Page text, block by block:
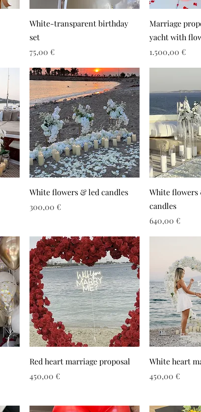
White-transparent birthday
set
Τιμή
75,00 €
Marriage
yacht with
Τιμή
1.500,00 €
White flowers & led candles
Τιμή
300,00 €
White
candles
Τιμή
640,00 €
Red heart marriage proposal
Τιμή
450,00 €
White heart
Τιμή
450,00 €